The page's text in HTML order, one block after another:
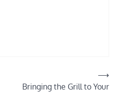
Bringing the Grill to Your
⟶